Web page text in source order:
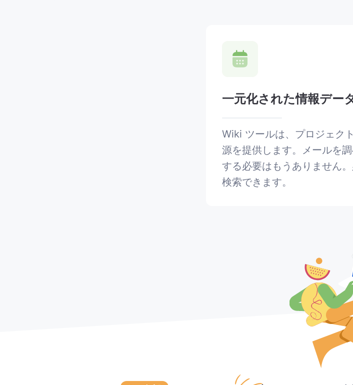
一元化された情報デー
Wiki ツールは、プロジェク
源を提供します。メールを
する必要はもうありません
検索できます。